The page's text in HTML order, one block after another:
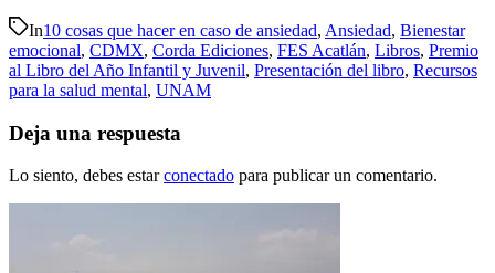
In10 cosas que hacer en caso de ansiedad, Ansiedad, Bienestar
emocional, CDMX, Corda Ediciones, FES Acatlán, Libros, Premio
al Libro del Año Infantil y Juvenil, Presentación del libro, Recursos
para la salud mental, UNAM
Deja una respuesta
Lo siento, debes estarconectado para publicar un comentario.